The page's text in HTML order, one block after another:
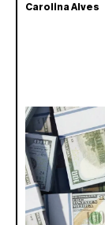
Carolina Alves